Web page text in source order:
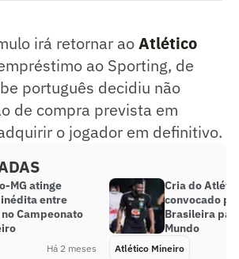
o jogador em definitivo.
pelo jornalista!
irá retornar aoAtlético
ao Sporting, de
português decidiu não
de compra prevista em
o jogador em definitivo.
MG atinge
entre
Campeonato
Há 2 meses
Cria do
convocado
Brasileira
Mundo
Atlético Mineiro